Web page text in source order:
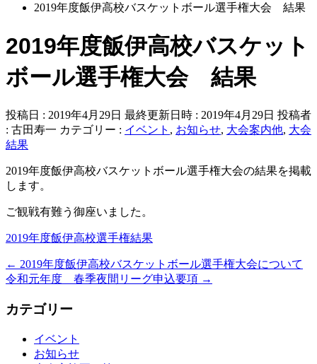
2019年度飯伊高校バスケットボール選手権大会 結果
2019年度飯伊高校バスケット
ボール選手権大会 結果
投稿日 : 2019年4月29日 最終更新日時 : 2019年4月29日 投稿者
: 古田寿一 カテゴリー : イベント , お知らせ, 大会案内他, 大会
結果
2019年度飯伊高校バスケットボール選手権大会の結果を掲載
します。
ご観戦有難う御座いました。
2019年度飯伊高校選手権結果
← 2019年度飯伊高校バスケットボール選手権大会について
令和元年度 春季夜間リーグ申込要項 →
カテゴリー
イベント
お知らせ